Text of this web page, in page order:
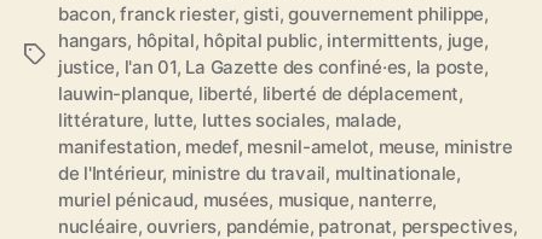
É
bacon,franck riester,gisti,gouvernement philippe,
hangars, hôpital, hôpital public, intermittents, juge,
justice, l'an 01, La Gazette des confiné·es, la poste,
lauwin-planque, liberté, liberté de déplacement,
littérature, lutte, luttes sociales, malade,
manifestation, medef, mesnil-amelot, meuse, ministre
de l'Intérieur, ministre du travail, multinationale,
muriel pénicaud, musées, musique, nanterre,
nucléaire,ouvriers, pandémie, patronat, perspectives,